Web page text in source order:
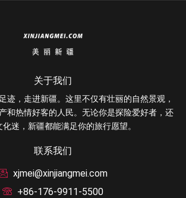
关于我们
迹，走进新疆。这里不仅有壮丽的自然景观，
和热情好客的人民。无论你是探险爱好者，还
迷，新疆都能满足你的旅行愿望。
联系我们
xjmei@xinjiangmei.com
+86-176-9911-5500